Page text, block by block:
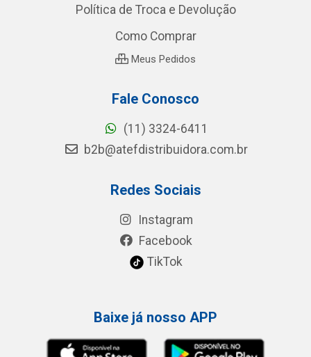
Política de Troca e Devolução
Como Comprar
Meus Pedidos
Fale Conosco
(11) 3324-6411
b2b@atefdistribuidora.com.br
Redes Sociais
Instagram
Facebook
TikTok
Baixe já nosso APP